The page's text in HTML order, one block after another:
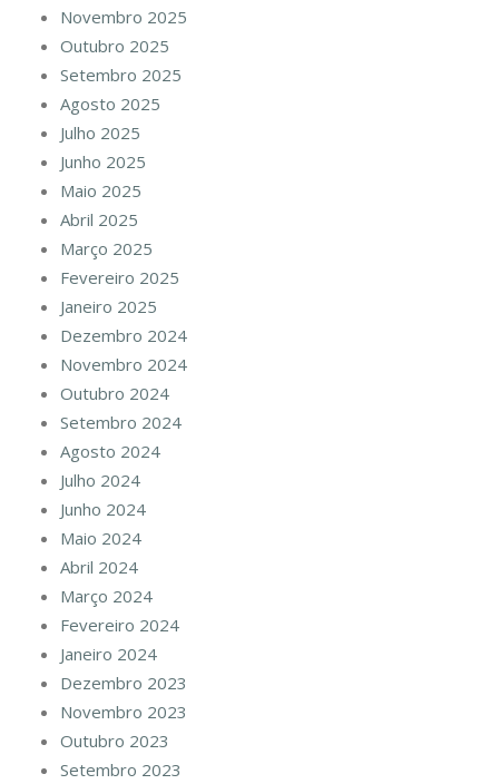
Novembro 2025
Outubro 2025
Setembro 2025
Agosto 2025
Julho 2025
Junho 2025
Maio 2025
Abril 2025
Março 2025
Fevereiro 2025
Janeiro 2025
Dezembro 2024
Novembro 2024
Outubro 2024
Setembro 2024
Agosto 2024
Julho 2024
Junho 2024
Maio 2024
Abril 2024
Março 2024
Fevereiro 2024
Janeiro 2024
Dezembro 2023
Novembro 2023
Outubro 2023
Setembro 2023